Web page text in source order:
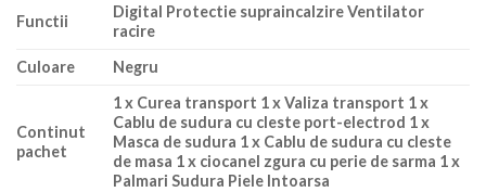
Functii
Digital Protectie supraincalzire Ventilator
racire
Culoare
Negru
Continut
pachet
1 x Curea transport 1 x Valiza transport 1 x
Cablu de sudura cu cleste port-electrod 1 x
Masca de sudura 1 x Cablu de sudura cu cleste
de masa 1 x ciocanel zgura cu perie de sarma 1 x
Palmari Sudura Piele Intoarsa